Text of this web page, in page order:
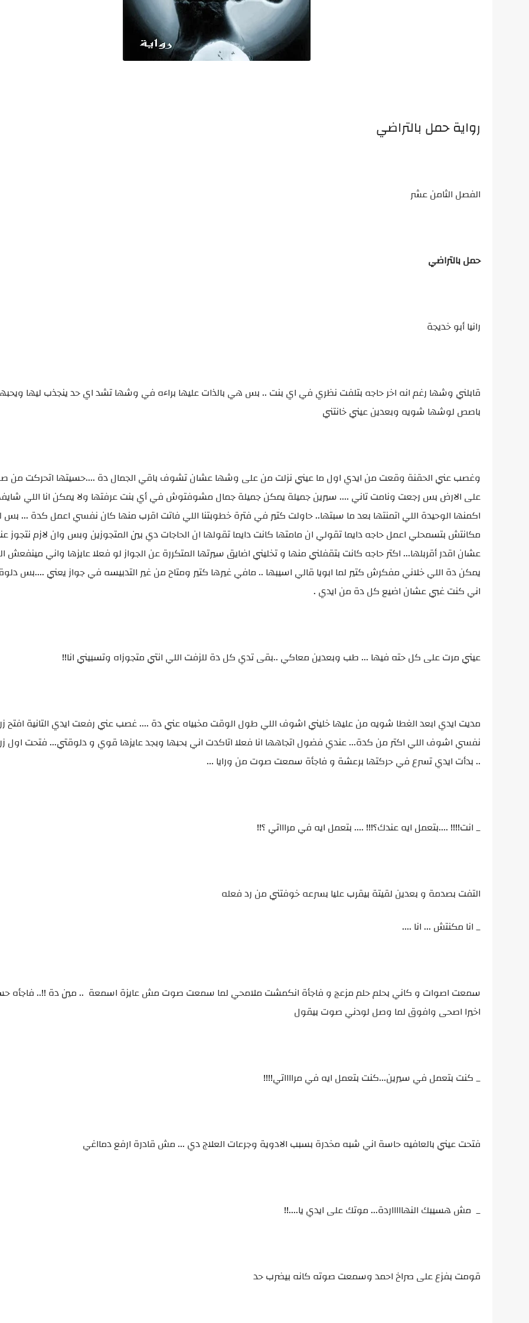
رواية حمل بالتراضي
الفصل الثامن عشر
حمل بالتراضي
رانيا أبو خديجة
قابلني وشها رغم انه اخر حاجه بتلفت نظري في اي بنت .. بس هي بالذات عليها براءه في وشها تشد اي حد ينجذب ليها
باصص لوشها شويه وبعدين عيني خانتني
وغصب عني الحقنة وقعت من ايدي اول ما عيني نزلت من على وشها عشان تشوف باقي الجمال دة ....حسيتها اتحركت من
على الارض بس رجعت ونامت تاني .... سيرين جميلة يمكن جميلة جمال مشوفتوش في أي بنت عرفتها ولا يمكن انا اللي
اكمنها الوحيدة اللي اتمنتها بعد ما سبتها.. حاولت كتير في فترة خطوبتنا اللي فاتت اقرب منها كان نفسي اعمل كدة ...
مكانتش بتسمحلي اعمل حاجه دايما تقولي ان مامتها كانت دايما تقولها ان الحاجات دي بين المتجوزين وبس وان لازم نتجوز
عشان اقدر أقربلها... اكتر حاجه كانت بتقفلني منها و تخليني اضايق سيرتها المتكررة عن الجواز لو فعلا عايزها واني مينفعش
يمكن دة اللي خلاني مفكرش كتير لما ابويا قالي اسيبها .. مافي غيرها كتير ومتاح من غير التدبيسه في جواز يعني ....بس
اني كنت غبي عشان اضيع كل دة من ايدي .
عيني مرت على كل حته فيها ... طب وبعدين معاكي ..بقى تدي كل دة للزفت اللي انتي متجوزاه وتسبيني انا!!
مديت ايدي ابعد الغطا شويه من عليها خليني اشوف اللي طول الوقت مخبياه عني دة .... غصب عني رفعت ايدي التانية افتح
نفسي اشوف اللي اكتر من كدة... عندي فضول اتجاهها انا فعلا اتاكدت اني بحبها وبجد عايزها قوي و دلوقتي... فتحت اول
.. بدأت ايدي تسرع في حركتها برعشة و فاجأة سمعت صوت من ورايا ...
_ انت!!!! ....بتعمل ايه عندك؟!!! .... بتعمل ايه في مراااتي ؟!!
التفت بصدمة و بعدين لقيتة بيقرب عليا بسرعه خوفتني من رد فعله
_ انا مكنتش ... انا ....
سمعت اصوات و كاني بحلم حلم مزعج و فاجأة انكمشت ملامحي لما سمعت صوت مش عايزة اسمعة .. مين دة !!.. فاجأه
اخيرا اصحى وافوق لما وصل لودني صوت بيقول
_ كنت بتعمل في سيرين...كنت بتعمل ايه في مرااااتي!!!!
فتحت عيني بالعافيه حاسة اني شبه مخدرة بسبب الادوية وجرعات العلاج دي ... مش قادرة ارفع دمااغي
_ مش هسيبك النهاااااردة... موتك على ايدي يا....!!
قومت بفزع على صراخ احمد وسمعت صوته كانه بيضرب حد